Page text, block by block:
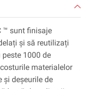
™ sunt finisaje
și să reutilizați
1000 de
materialelor
și deșeurile de